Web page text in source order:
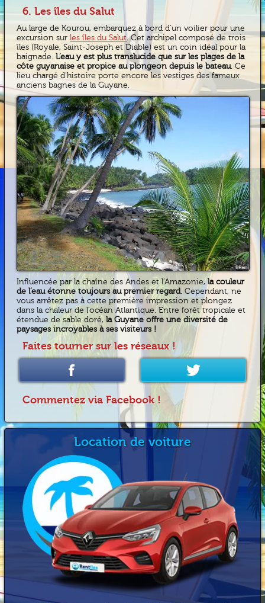
6. Les îles du Salut
Au large de Kourou, embarquez à bord d’un voilier pour une
excursion surles îles du Salut. Cet archipel composé de trois
îles (Royale, Saint-Joseph et Diable) est un coin idéal pour la
baignade.L’eau y est plus translucide que sur les plages de la
côte guyanaise et propice au plongeon depuis le bateau. Ce
lieu chargé d’histoire porte encore les vestiges des fameux
anciens bagnes de la Guyane.
Influencée par la chaîne des Andes et l’Amazonie,la couleur
de l’eau étonne toujours au premier regard. Cependant, ne
vous arrêtez pas à cette première impression et plongez
dans la chaleur de l’océan Atlantique. Entre forêt tropicale et
étendue de sable doré,la Guyane offre une diversité de
paysages incroyables à ses visiteurs !
Faites tourner sur les réseaux !
Commentez via Facebook !
Location de voiture